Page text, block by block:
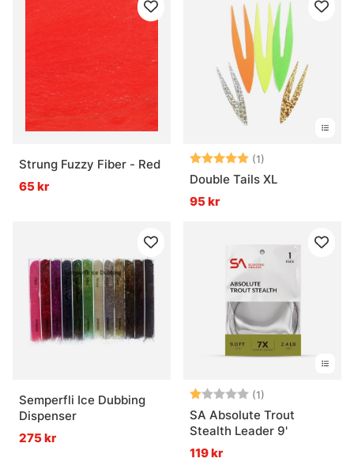
Strung Fuzzy Fiber - Red
65 kr
Betyg: (1)
Double Tails XL
95 kr
Semperfli Ice Dubbing
Dispenser
275 kr
Betyg: (1)
SA Absolute Trout
Stealth Leader 9'
119 kr